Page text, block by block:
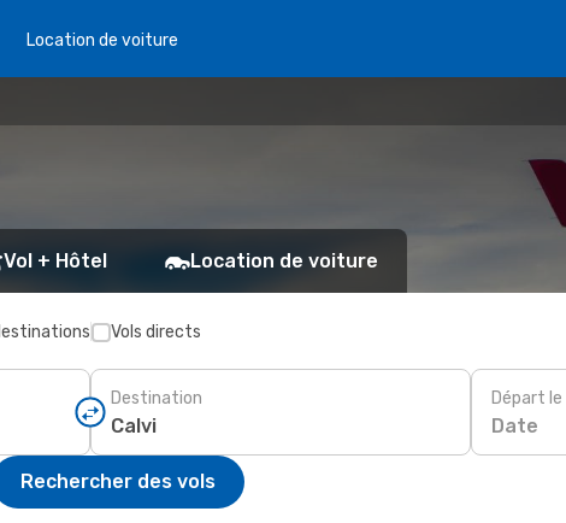
Location de voiture
Vol + Hôtel Location de voiture
Vols directs
Destination Départ le
Date
Rechercher des vols